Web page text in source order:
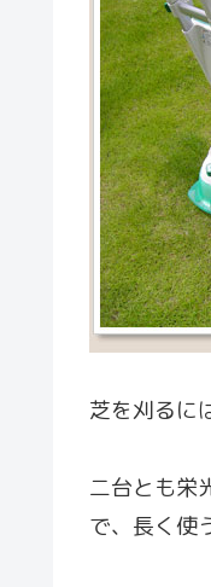
芝を刈るに
二台とも栄
で、長く使